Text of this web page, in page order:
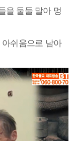
을 둘둘 말아 멍
쉬움으로 남아